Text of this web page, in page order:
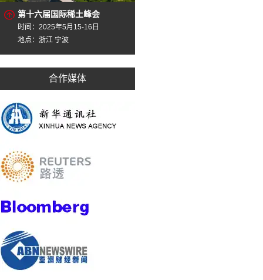
第十六届国际稀土峰会
时间：2025年5月15-16日
地点：浙江 宁波
合作媒体